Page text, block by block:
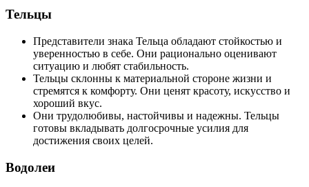
Тельцы
Представители знака Тельца обладают стойкостью и
уверенностью в себе. Они рационально оценивают
ситуацию и любят стабильность.
Тельцы склонны к материальной стороне жизни и
стремятся к комфорту. Они ценят красоту, искусство и
хороший вкус.
Они трудолюбивы, настойчивы и надежны. Тельцы
готовы вкладывать долгосрочные усилия для
достижения своих целей.
Водолеи